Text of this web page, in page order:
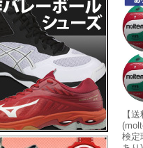
【
検定